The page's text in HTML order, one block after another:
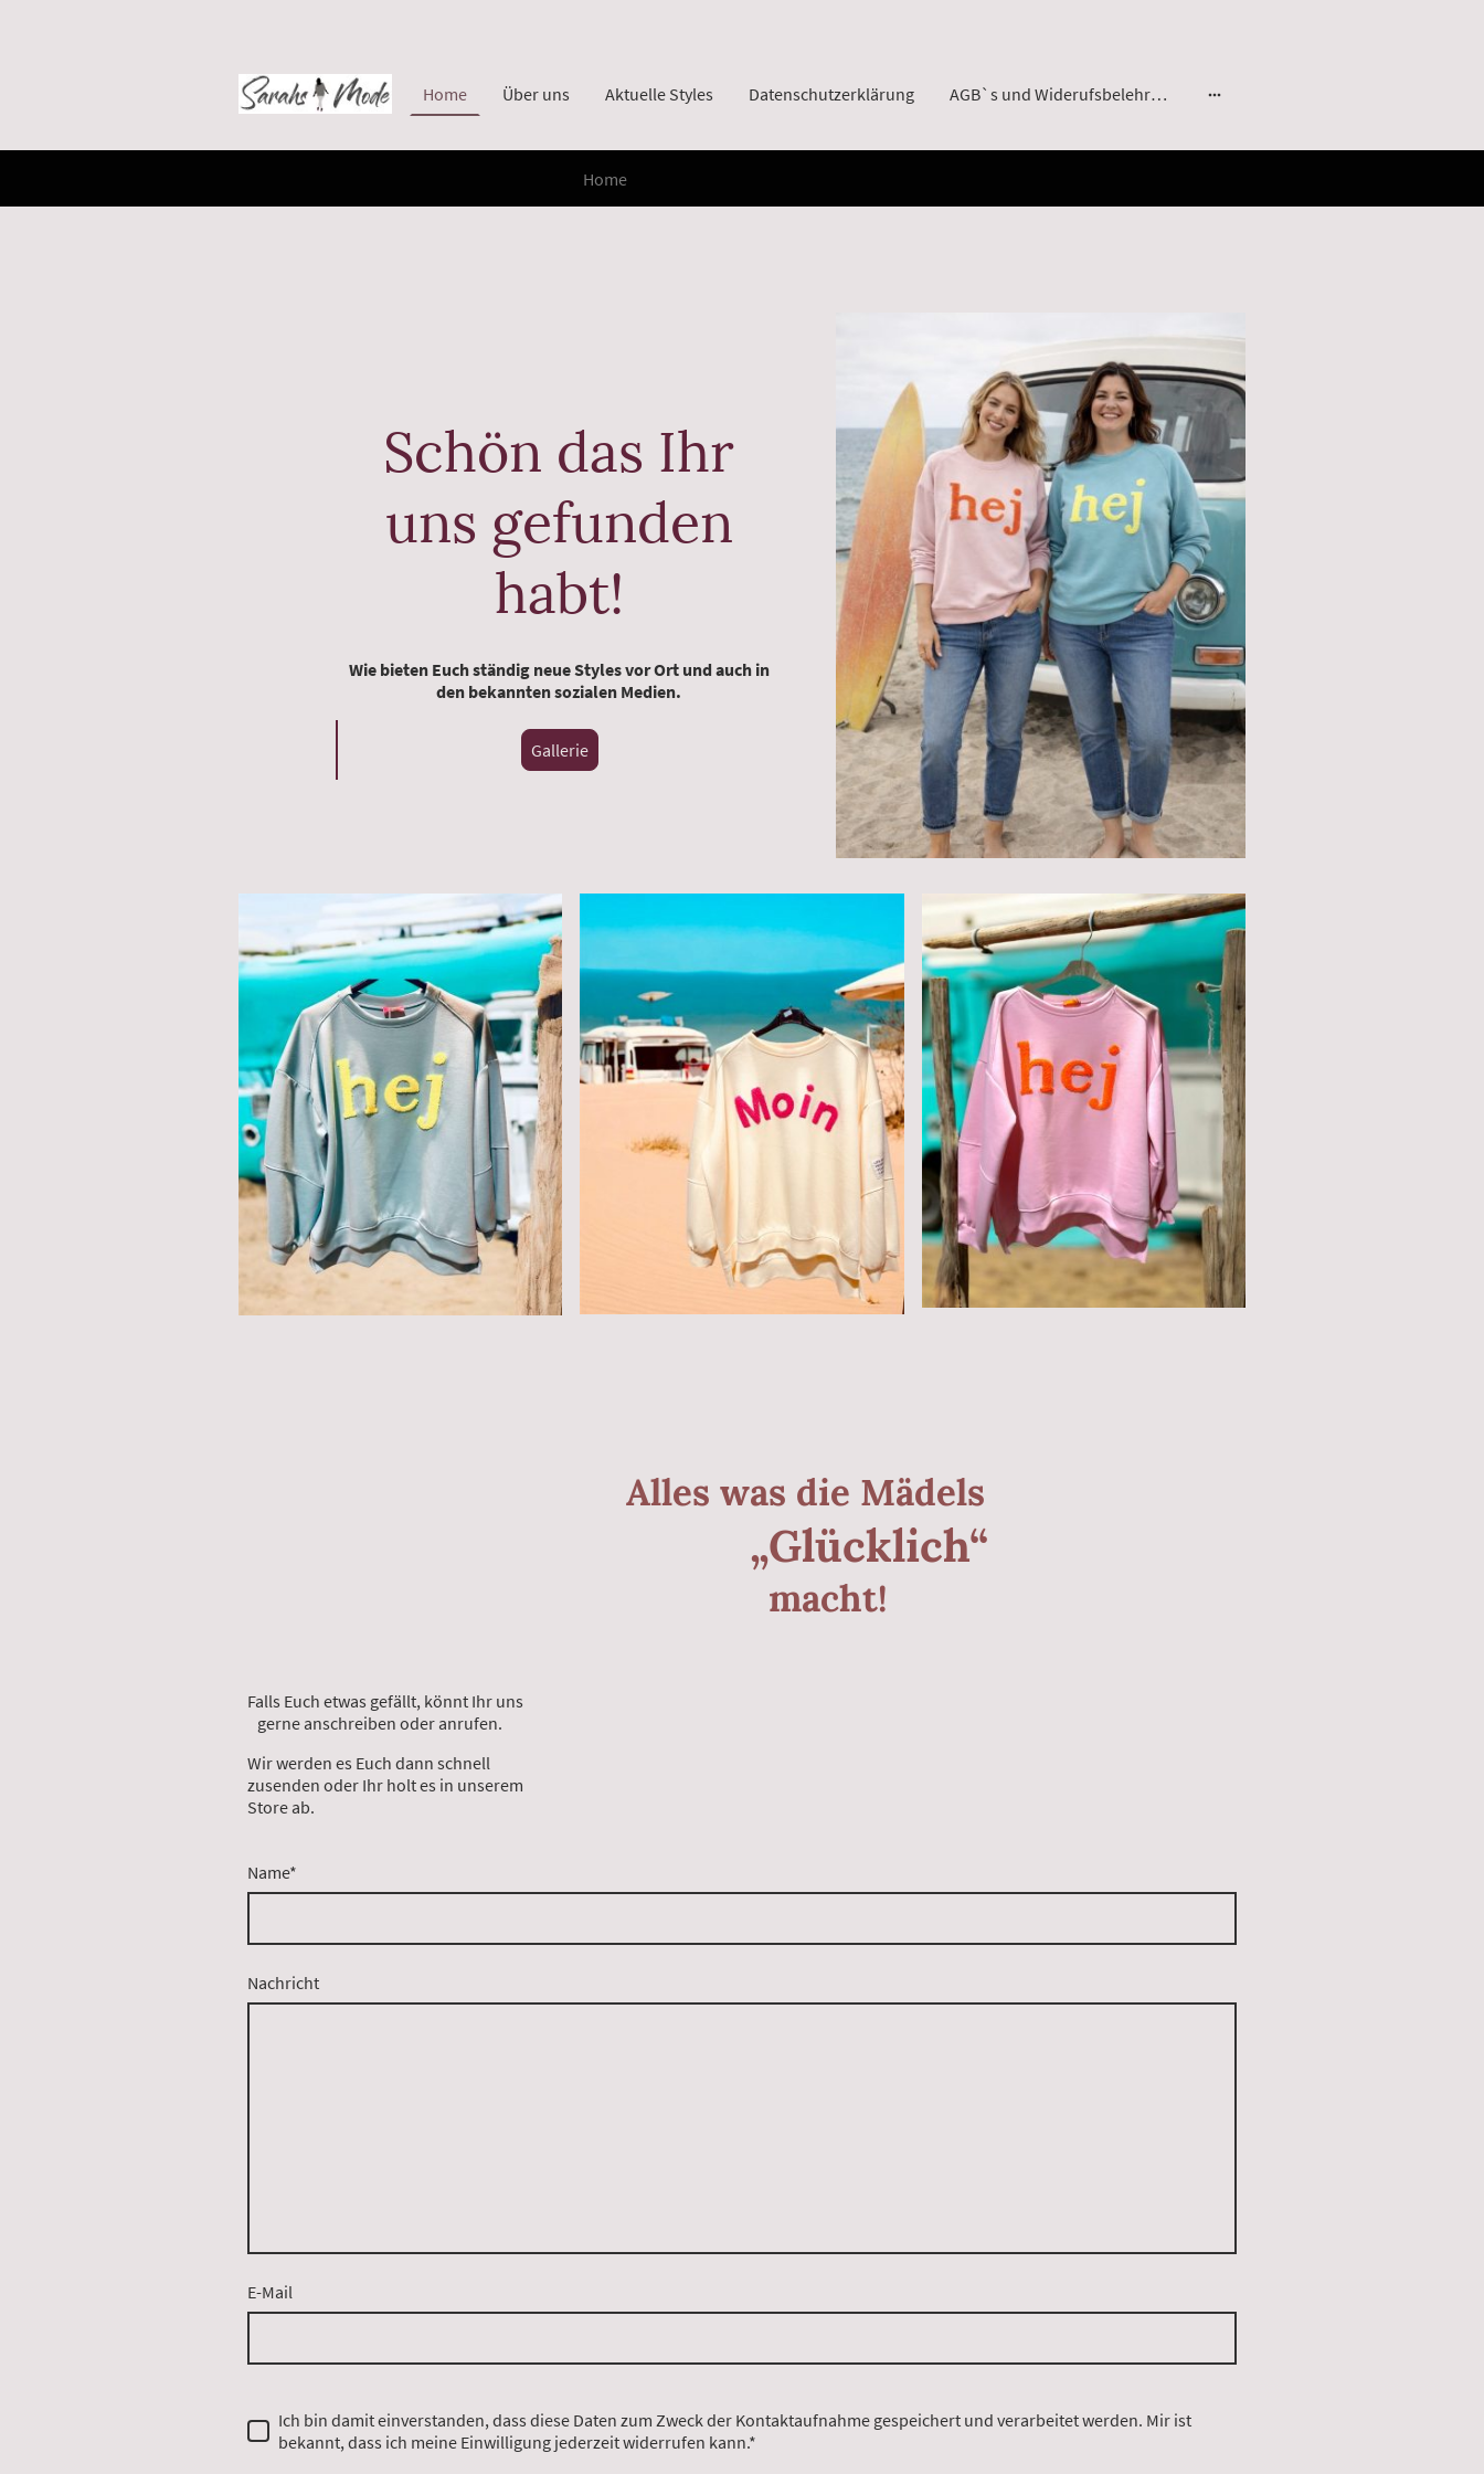
Home Über uns Aktuelle Styles Datenschutzerklärung AGB`s und Widerufsbelehrung
Home
Schön das Ihr
uns gefunden
habt!
Wie bieten Euch ständig neue Styles vor Ort und auch in
den bekannten sozialen Medien.
Gallerie
Alles was die Mädels
„Glücklich“
macht!
Falls Euch etwas gefällt, könnt Ihr uns
gerne anschreiben oder anrufen.
Wir werden es Euch dann schnell
zusenden oder Ihr holt es in unserem
Store ab.
Name*
Nachricht
E-Mail
Ich bin damit einverstanden, dass diese Daten zum Zweck der Kontaktaufnahme gespeichert und verarbeitet werden. Mir ist
bekannt, dass ich meine Einwilligung jederzeit widerrufen kann.*